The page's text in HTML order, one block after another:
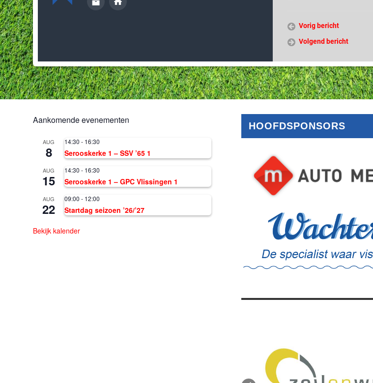
Vorig bericht
Volgend bericht
Aankomende evenementen
AUG
8
14:30 - 16:30
Serooskerke 1 – SSV ’65 1
AUG
15
14:30 - 16:30
Serooskerke 1 – GPC Vlissingen 1
AUG
22
09:00 - 12:00
Startdag seizoen ’26/’27
Bekijk kalender
HOOFDSPONSORS